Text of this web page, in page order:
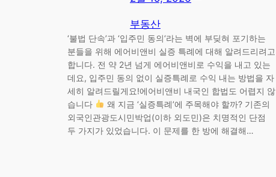
부동산
‘불법 단속’과 ‘입주민 동의‘라는 벽에 부딪혀 포기하는
분들을 위해 에어비앤비 실증 특례에 대해 알려드리려고
합니다. 전 약 2년 넘게 에어비앤비로 수익을 내고 있는
데요, 입주민 동의 없이 실증특례로 수익 내는 방법을 자
세히 알려드릴게요!에어비앤비 내국인 합법도 어렵지 않
습니다
왜 지금 ‘실증특례’에 주목해야 할까? 기존의
외국인관광도시민박업(이하 외도민)은 치명적인 단점
두 가지가 있었습니다. 이 문제를 한 방에 해결해…